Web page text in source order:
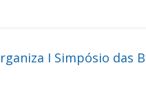
I Simpósio das